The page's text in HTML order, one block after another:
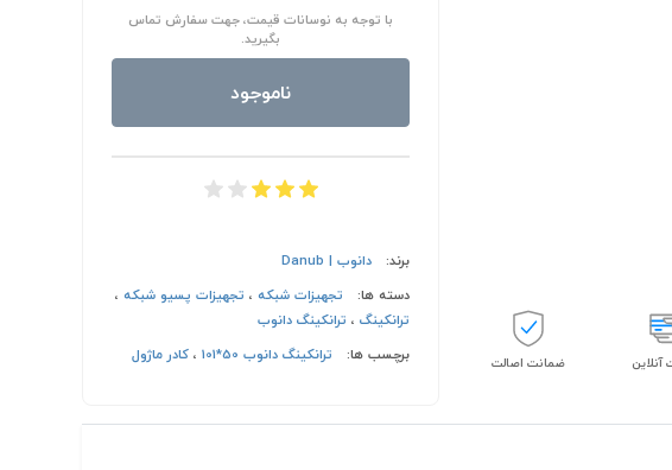
آنلاین ضمانت اصالت
با توجه به نوسانات قیمت، جهت سفارش تماس
بگیرید.
ناموجود
برند:
دانوب | Danub
دسته ها:
تجهیزات شبکه، تجهیزات پسیو شبکه،
ترانکینگ، ترانکینگ دانوب
برچسب ها:
ترانکینگ دانوب 50*101 ، کادر ماژول